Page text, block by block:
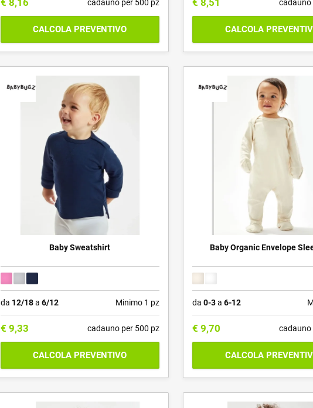
€ 8,16 cadauno per 500 pz
CALCOLA PREVENTIVO
€ 8,51 cadauno
CALCOLA
Baby Sweatshirt
da 12/18a 6/12 Minimo 1 pz
€ 9,33 cadauno per 500 pz
CALCOLA PREVENTIVO
Baby Organic Envelope
da 0-3a 6-12
€ 9,70 cadauno
CALCOLA